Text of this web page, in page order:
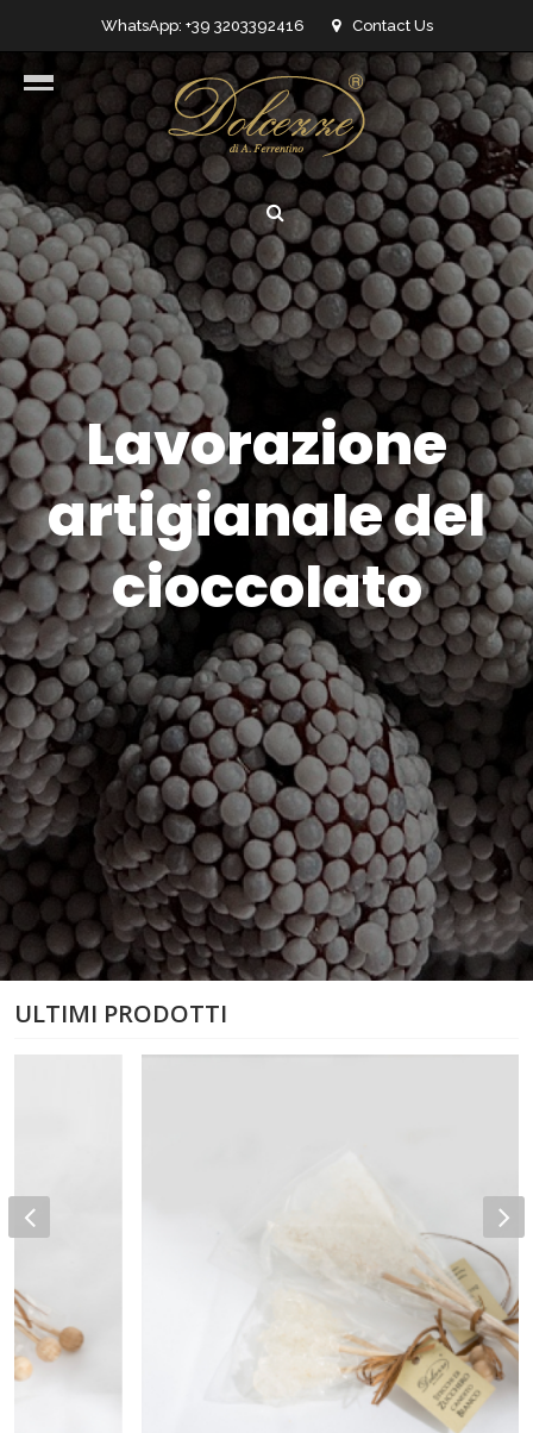
WhatsApp: +39 3203392416 Contact Us
info@dolcezzedicioccolato.it
Lavorazione
artigianale del
cioccolato
ULTIMI PRODOTTI